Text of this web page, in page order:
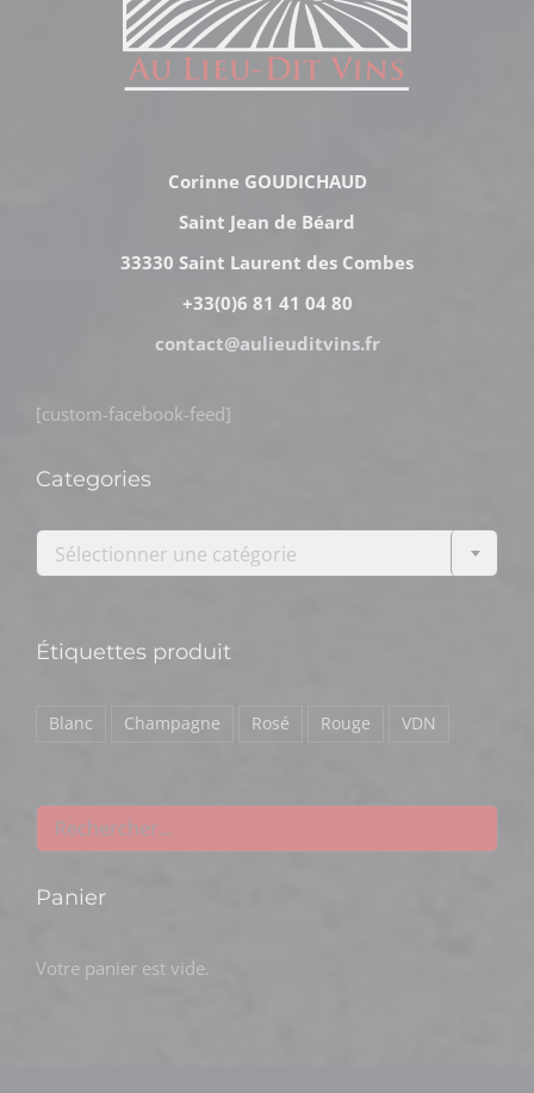
Corinne GOUDICHAUD
Saint Jean de Béard
33330 Saint Laurent des Combes
+33(0)6 81 41 04 80
contact@aulieuditvins.fr
[custom-facebook-feed]
Categories
Sélectionner une catégorie
Étiquettes produit
Blanc Champagne Rosé Rouge VDN
Panier
Votre panier est vide.